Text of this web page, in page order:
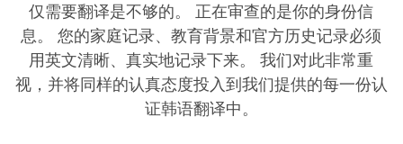
仅需要翻译是不够的。 正在审查的是你的身份信
息。 您的家庭记录、教育背景和官方历史记录必须
用英文清晰、真实地记录下来。 我们对此非常重
视，并将同样的认真态度投入到我们提供的每一份认
证韩语翻译中。